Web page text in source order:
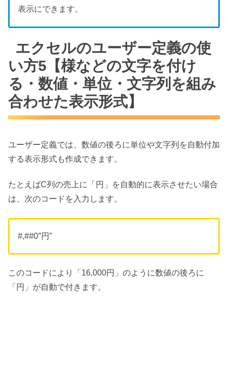
表示にできます。
エクセルのユーザー定義の使
い方5【様などの文字を付け
る・数値・単位・文字列を組み
合わせた表示形式】
ユーザー定義では、数値の後ろに単位や文字列を自動付加
する表示形式も作成できます。
たとえばC列の売上に「円」を自動的に表示させたい場合
は、次のコードを入力します。
#,##0″円”
このコードにより「16,000円」のように数値の後ろに
「円」が自動で付きます。